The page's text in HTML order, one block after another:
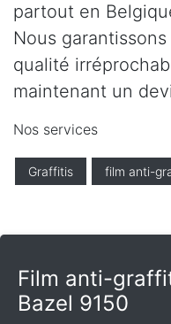
partout en
Nous
qualité
maintenant un
Nos services
Graffitis film anti-
Film anti-
Bazel 9150